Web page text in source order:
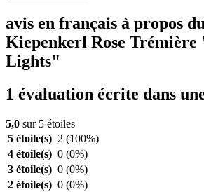
avis en français à propos
Kiepenkerl Rose
Lights"
1 évaluation écrite dans
5,0 sur 5 étoiles
5 étoile(s) 2 (100%)
4 étoile(s) 0 (0%)
3 étoile(s) 0 (0%)
2 étoile(s) 0 (0%)